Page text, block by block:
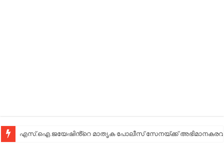
എസ്.ഐ.ജയേഷിൻ്റെ മാതൃക പോലീസ് സേനയ്ക്ക്